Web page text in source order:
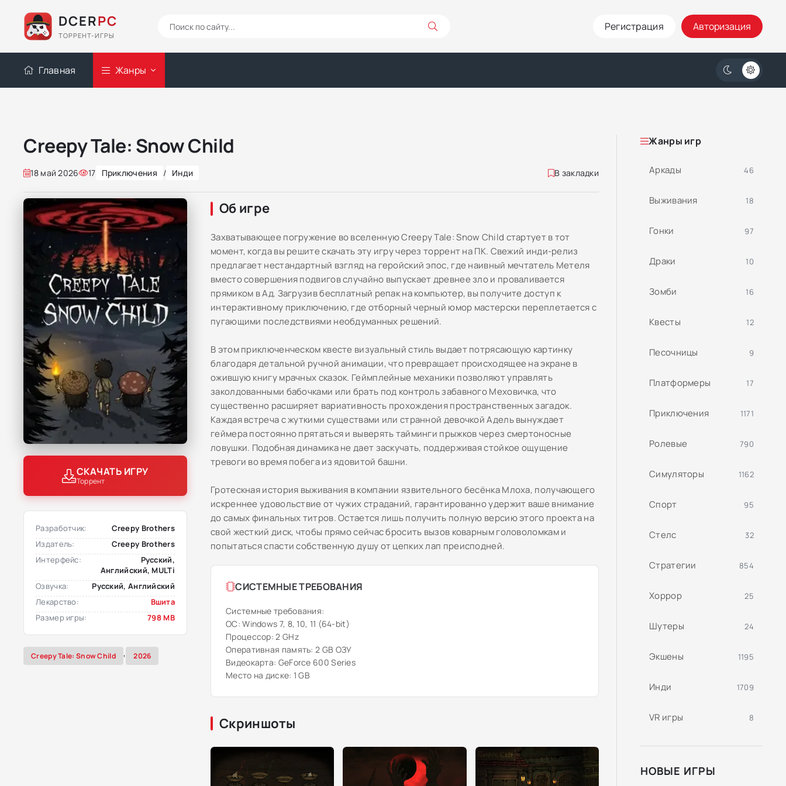
DCERPC
ТОРРЕНТ-ИГРЫ
Регистрация Авторизация
Главная Жанры
Creepy Tale: Snow Child
18 май 2026 17 Приключения / Инди В закладки
СКАЧАТЬ ИГРУ
Торрент
Разработчик:
Creepy Brothers
Издатель:
Creepy Brothers
Интерфейс:
Русский,
Английский, MULTi
Озвучка:
Русский, Английский
Лекарство:
Вшита
Размер игры:
798 MB
Creepy Tale: Snow Child , 2026
Об игре
Захватывающее погружение во вселенную Creepy Tale: Snow Child стартует в тот
момент, когда вы решите скачать эту игру через торрент на ПК. Свежий инди-релиз
предлагает нестандартный взгляд на геройский эпос, где наивный мечтатель Метеля
вместо совершения подвигов случайно выпускает древнее зло и проваливается
прямиком в Ад. Загрузив бесплатный репак на компьютер, вы получите доступ к
интерактивному приключению, где отборный черный юмор мастерски переплетается с
пугающими последствиями необдуманных решений.
В этом приключенческом квесте визуальный стиль выдает потрясающую картинку
благодаря детальной ручной анимации, что превращает происходящее на экране в
ожившую книгу мрачных сказок. Геймплейные механики позволяют управлять
заколдованными бабочками или брать под контроль забавного Меховичка, что
существенно расширяет вариативность прохождения пространственных загадок.
Каждая встреча с жуткими существами или странной девочкой Адель вынуждает
геймера постоянно прятаться и выверять тайминги прыжков через смертоносные
ловушки. Подобная динамика не дает заскучать, поддерживая стойкое ощущение
тревоги во время побега из ядовитой башни.
Гротескная история выживания в компании язвительного бесёнка Млоха, получающего
искреннее удовольствие от чужих страданий, гарантированно удержит ваше внимание
до самых финальных титров. Остается лишь получить полную версию этого проекта на
свой жесткий диск, чтобы прямо сейчас бросить вызов коварным головоломкам и
попытаться спасти собственную душу от цепких лап преисподней.
СИСТЕМНЫЕ ТРЕБОВАНИЯ
Системные требования:
ОС: Windows 7, 8, 10, 11 (64-bit)
Процессор: 2 GHz
Оперативная память: 2 GB ОЗУ
Видеокарта: GeForce 600 Series
Место на диске: 1 GB
Скриншоты
Жанры игр
Аркады 46
Выживания 18
Гонки 97
Драки 10
Зомби 16
Квесты 12
Песочницы 9
Платформеры 17
Приключения 1171
Ролевые 790
Симуляторы 1162
Спорт 95
Стелс 32
Стратегии 854
Хоррор 25
Шутеры 24
Экшены 1195
Инди 1709
VR игры 8
НОВЫЕ ИГРЫ